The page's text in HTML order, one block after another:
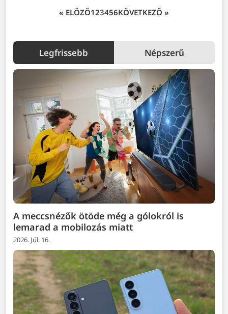
« ELŐZŐ123456KÖVETKEZŐ »
Legfrissebb Népszerű
A meccsnézők ötöde még a gólokról is
lemarad a mobilozás miatt
2026. Júl. 16.